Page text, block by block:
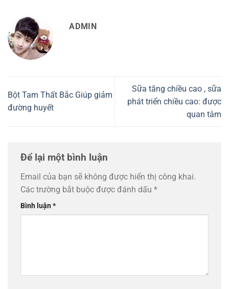
ADMIN
Bột Tam Thất Bắc Giúp giảm
đường huyết
Sữa tăng chiều cao , sữa
phát triển chiều cao: được
quan tâm
Để lại một bình luận
Email của bạn sẽ không được hiển thị công khai.
Các trường bắt buộc được đánh dấu *
Bình luận*